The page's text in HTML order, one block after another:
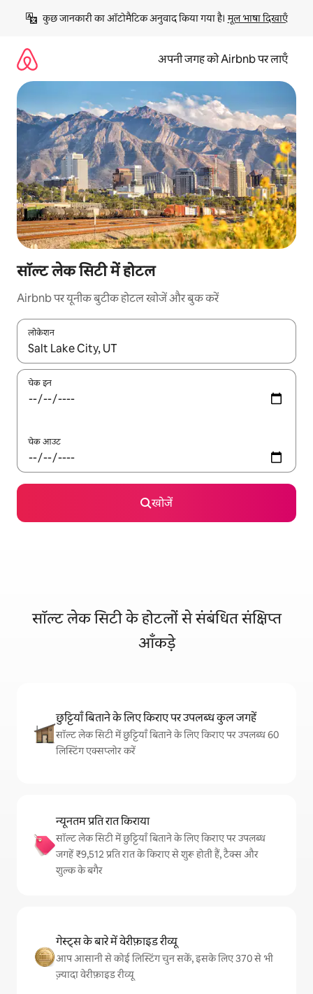
छोड़कर
कॉन्टेंट
कुछ जानकारी का ऑटोमैटिक अनुवाद किया गया है। मूल भाषा दिखाएँ
अपनी जगह को Airbnb पर लाएँ
सॉल्ट लेक सिटी में होटल
Airbnb पर यूनीक बुटीक होटल खोजें और बुक करें
लोकेशन
नतीजों के उपलब्ध होने पर, अप और डाउन 'ऐरो की' का इस्तेमाल करके नेविगेट
चेक इन
चेक आउट
खोजें
सॉल्ट लेक सिटी के होटलों से संबंधित संक्षिप्त
आँकड़े
छुट्टियाँ बिताने के लिए किराए पर उपलब्ध कुल जगहें
सॉल्ट लेक सिटी में छुट्टियाँ बिताने के लिए किराए पर उपलब्ध 60
लिस्टिंग एक्सप्लोर करें
न्यूनतम प्रति रात किराया
सॉल्ट लेक सिटी में छुट्टियाँ बिताने के लिए किराए पर उपलब्ध
जगहें ₹9,512 प्रति रात के किराए से शुरू होती हैं, टैक्स और
शुल्क के बगैर
गेस्ट्स के बारे में वेरीफ़ाइड रीव्यू
आप आसानी से कोई लिस्टिंग चुन सकें, इसके लिए 370 से भी
ज़्यादा वेरीफ़ाइड रीव्यू